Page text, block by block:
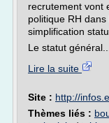
recrutement vont
politique RH
simplification
Le statut général...
Lire la suite
Site : http://
Thèmes liés :